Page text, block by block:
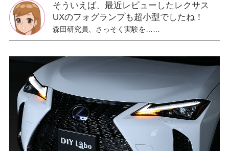
そういえば、最近レビューしたレクサス
UXのフォグランプも超小型でしたね！
森田研究員、さっそく実験を……